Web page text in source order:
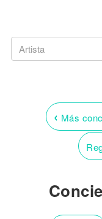
‹ Más